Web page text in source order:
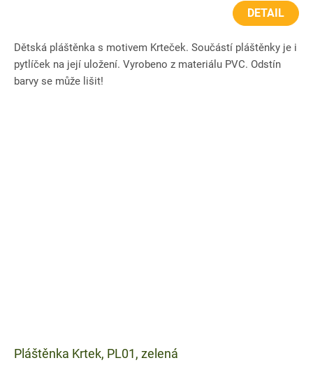
DETAIL
Dětská pláštěnka s motivem Krteček. Součástí pláštěnky je i
pytlíček na její uložení. Vyrobeno z materiálu PVC. Odstín
barvy se může lišit!
Pláštěnka Krtek, PL01, zelená